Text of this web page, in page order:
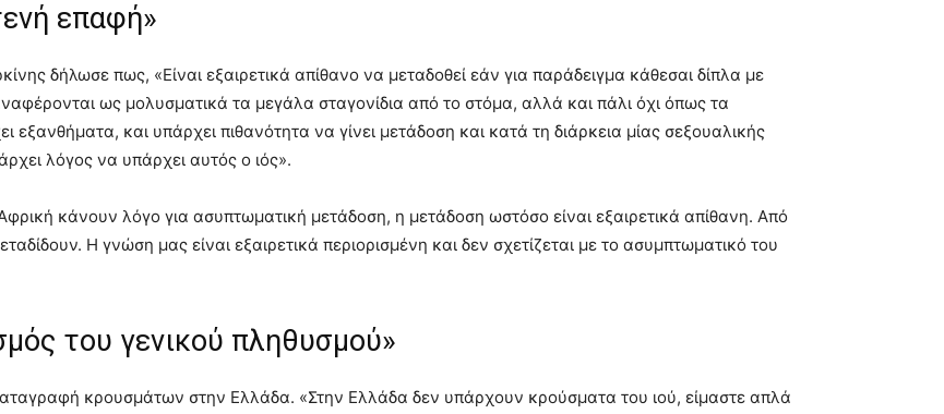
επαφή»
δήλωσε πως, «Είναι εξαιρετικά απίθανο να μεταδοθεί εάν για παράδειγμα κάθεσαι δίπλα με
ως μολυσματικά τα μεγάλα σταγονίδια από το στόμα, αλλά και πάλι όχι όπως τα
και υπάρχει πιθανότητα να γίνει μετάδοση και κατά τη διάρκεια μίας σεξουαλικής
λόγος να υπάρχει αυτός ο ιός».
κάνουν λόγο για ασυπτωματική μετάδοση, η μετάδοση ωστόσο είναι εξαιρετικά απίθανη. Από
Η γνώση μας είναι εξαιρετικά περιορισμένη και δεν σχετίζεται με το ασυμπτωματικό του
του γενικού πληθυσμού»
κρουσμάτων στην Ελλάδα. «Στην Ελλάδα δεν υπάρχουν κρούσματα του ιού, είμαστε απλά